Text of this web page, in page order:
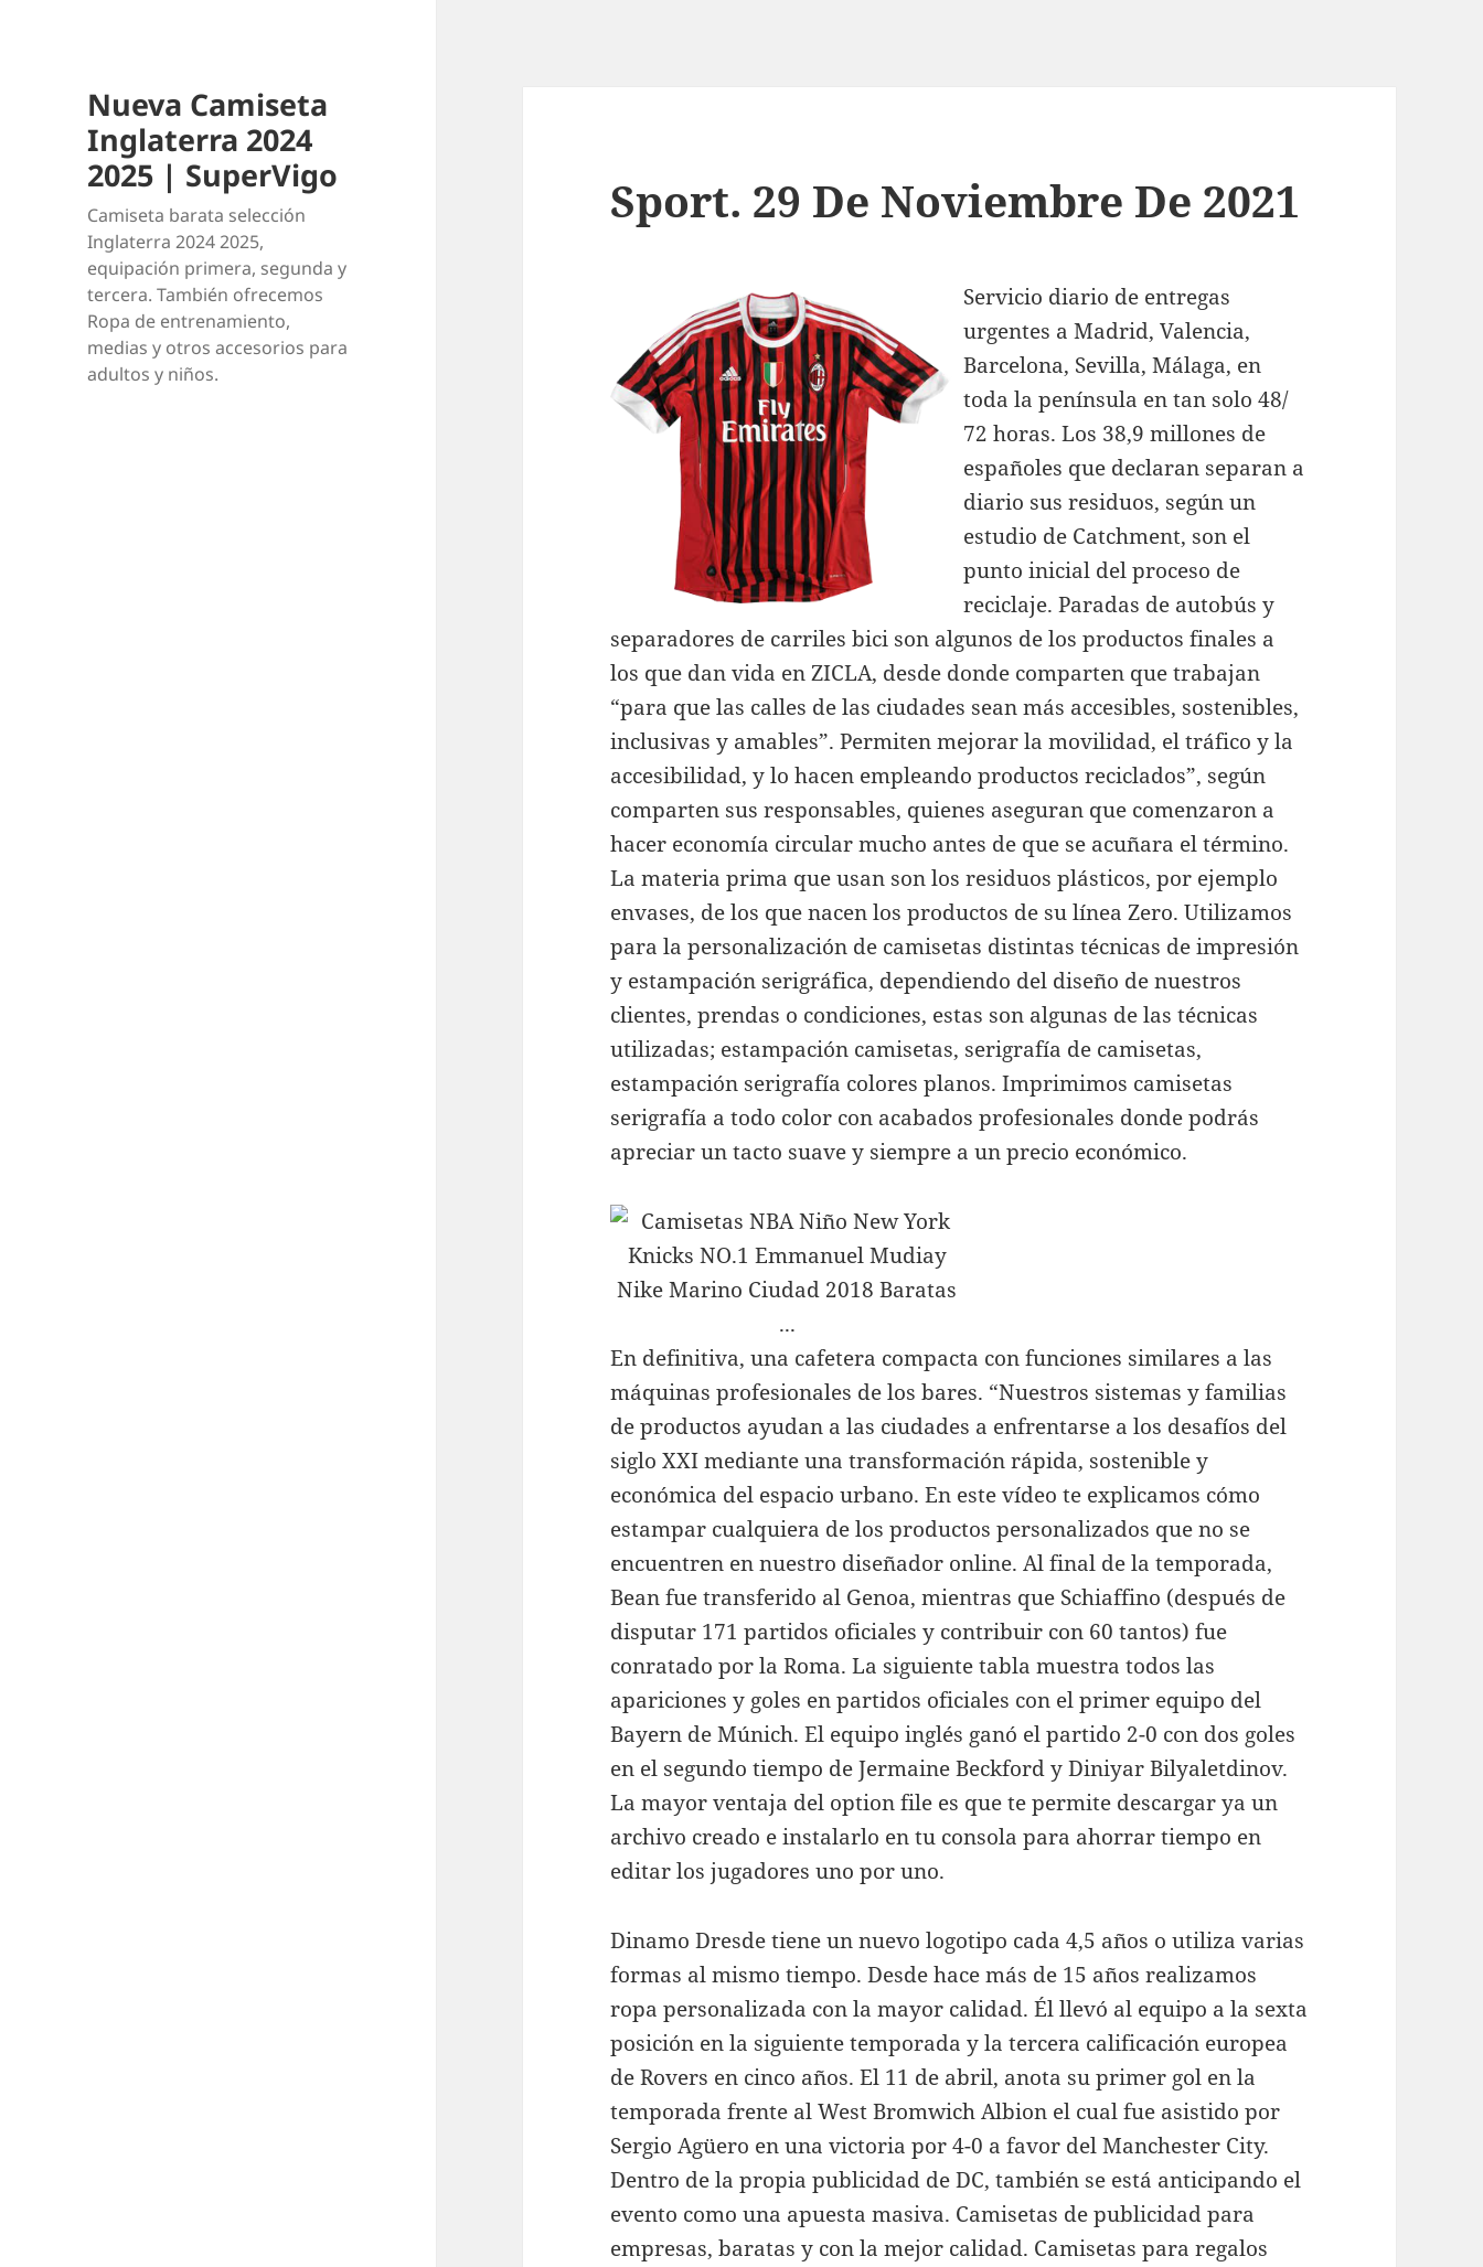
Nueva Camiseta
Inglaterra 2024
2025 | SuperVigo
Camiseta barata selección
Inglaterra 2024 2025,
equipación primera, segunda y
tercera. También ofrecemos
Ropa de entrenamiento,
medias y otros accesorios para
adultos y niños.
Sport. 29 De Noviembre De 2021
Servicio diario de entregas
urgentes a Madrid, Valencia,
Barcelona, Sevilla, Málaga, en
toda la península en tan solo 48/
72 horas. Los 38,9 millones de
españoles que declaran separan a
diario sus residuos, según un
estudio de Catchment, son el
punto inicial del proceso de
reciclaje. Paradas de autobús y
separadores de carriles bici son algunos de los productos finales a
los que dan vida en ZICLA, desde donde comparten que trabajan
“para que las calles de las ciudades sean más accesibles, sostenibles,
inclusivas y amables”. Permiten mejorar la movilidad, el tráfico y la
accesibilidad, y lo hacen empleando productos reciclados”, según
comparten sus responsables, quienes aseguran que comenzaron a
hacer economía circular mucho antes de que se acuñara el término.
La materia prima que usan son los residuos plásticos, por ejemplo
envases, de los que nacen los productos de su línea Zero. Utilizamos
para la personalización de camisetas distintas técnicas de impresión
y estampación serigráfica, dependiendo del diseño de nuestros
clientes, prendas o condiciones, estas son algunas de las técnicas
utilizadas; estampación camisetas, serigrafía de camisetas,
estampación serigrafía colores planos. Imprimimos camisetas
serigrafía a todo color con acabados profesionales donde podrás
apreciar un tacto suave y siempre a un precio económico.
En definitiva, una cafetera compacta con funciones similares a las
máquinas profesionales de los bares. “Nuestros sistemas y familias
de productos ayudan a las ciudades a enfrentarse a los desafíos del
siglo XXI mediante una transformación rápida, sostenible y
económica del espacio urbano. En este vídeo te explicamos cómo
estampar cualquiera de los productos personalizados que no se
encuentren en nuestro diseñador online. Al final de la temporada,
Bean fue transferido al Genoa, mientras que Schiaffino (después de
disputar 171 partidos oficiales y contribuir con 60 tantos) fue
conratado por la Roma. La siguiente tabla muestra todos las
apariciones y goles en partidos oficiales con el primer equipo del
Bayern de Múnich. El equipo inglés ganó el partido 2-0 con dos goles
en el segundo tiempo de Jermaine Beckford y Diniyar Bilyaletdinov.
La mayor ventaja del option file es que te permite descargar ya un
archivo creado e instalarlo en tu consola para ahorrar tiempo en
editar los jugadores uno por uno.
Dinamo Dresde tiene un nuevo logotipo cada 4,5 años o utiliza varias
formas al mismo tiempo. Desde hace más de 15 años realizamos
ropa personalizada con la mayor calidad. Él llevó al equipo a la sexta
posición en la siguiente temporada y la tercera calificación europea
de Rovers en cinco años. El 11 de abril, anota su primer gol en la
temporada frente al West Bromwich Albion el cual fue asistido por
Sergio Agüero en una victoria por 4-0 a favor del Manchester City.
Dentro de la propia publicidad de DC, también se está anticipando el
evento como una apuesta masiva. Camisetas de publicidad para
empresas, baratas y con la mejor calidad. Camisetas para regalos